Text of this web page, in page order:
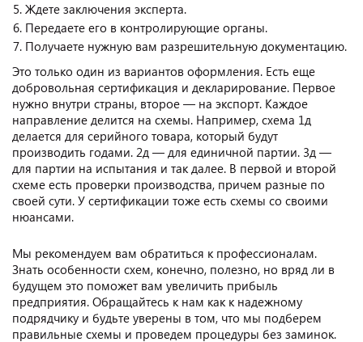
Ждете заключения эксперта.
Передаете его в контролирующие органы.
Получаете нужную вам разрешительную документацию.
Это только один из вариантов оформления. Есть еще
добровольная сертификация и декларирование. Первое
нужно внутри страны, второе — на экспорт. Каждое
направление делится на схемы. Например, схема 1д
делается для серийного товара, который будут
производить годами. 2д — для единичной партии. 3д —
для партии на испытания и так далее. В первой и второй
схеме есть проверки производства, причем разные по
своей сути. У сертификации тоже есть схемы со своими
нюансами.
Мы рекомендуем вам обратиться к профессионалам.
Знать особенности схем, конечно, полезно, но вряд ли в
будущем это поможет вам увеличить прибыль
предприятия. Обращайтесь к нам как к надежному
подрядчику и будьте уверены в том, что мы подберем
правильные схемы и проведем процедуры без заминок.